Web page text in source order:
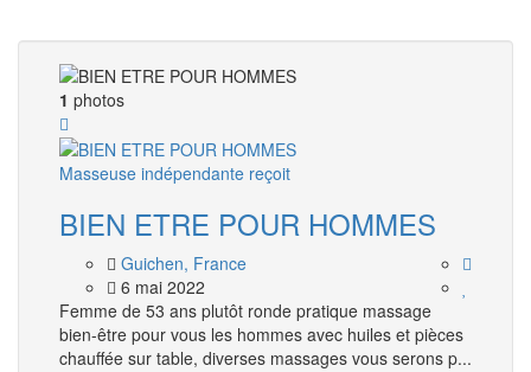
1 photos
Masseuse indépendante reçoit
BIEN ETRE POUR HOMMES
Guichen, France
6 mai 2022
Femme de 53 ans plutôt ronde pratique massage
bien-être pour vous les hommes avec huiles et pièces
chauffée sur table, diverses massages vous serons p...